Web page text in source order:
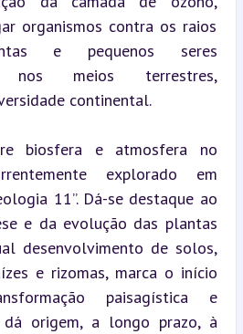
organismos contra os raios
e pequenos seres
nos meios terrestres,
continental.
biosfera e atmosfera no
explorado em
11”. Dá-se destaque ao
e da evolução das plantas
desenvolvimento de solos,
e rizomas, marca o início
paisagística e
dá origem, a longo prazo, à